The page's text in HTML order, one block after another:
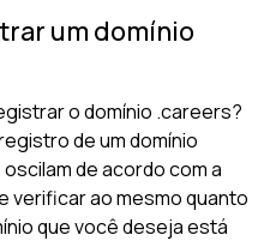
um domínio
o domínio .careers?
de um domínio
de acordo com a
verificar ao mesmo quanto
que você deseja está